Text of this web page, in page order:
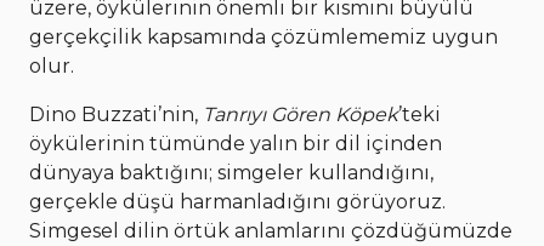
üzere, öykülerinin önemli bir kısmını büyülü
gerçekçilik kapsamında çözümlememiz uygun
olur.
Dino Buzzati’nin, Tanrıyı Gören Köpek’teki
öykülerinin tümünde yalın bir dil içinden
dünyaya baktığını; simgeler kullandığını,
gerçekle düşü harmanladığını görüyoruz.
Simgesel dilin örtük anlamlarını çözdüğümüzde